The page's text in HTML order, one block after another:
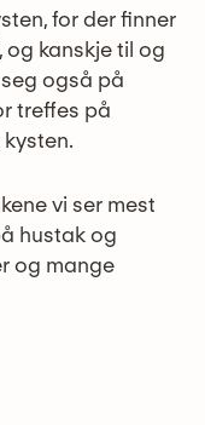
for der finner
kanskje til og
også på
treffes på
vi ser mest
hustak og
og mange